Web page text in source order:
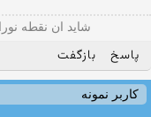
شاید ان نقطه
پاسخ بازگفت
کاربر نمونه